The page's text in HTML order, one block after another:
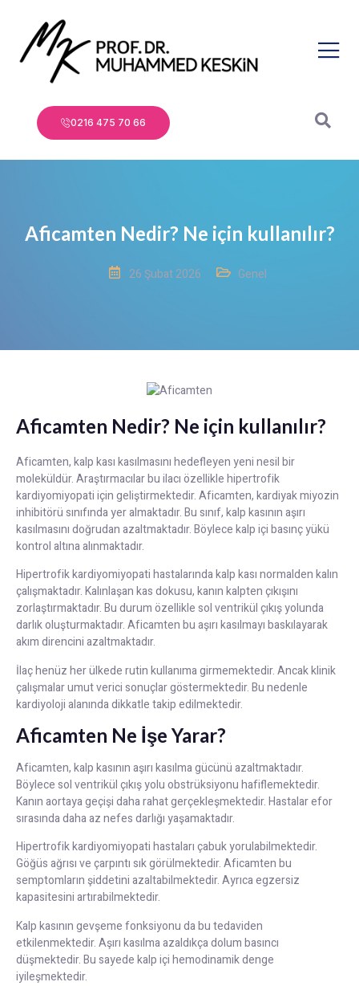
0216 475 70 66
Aficamten Nedir? Ne için kullanılır?
26 Şubat 2026 Genel
Aficamten Nedir? Ne için kullanılır?
Aficamten, kalp kası kasılmasını hedefleyen yeni nesil bir
moleküldür. Araştırmacılar bu ilacı özellikle hipertrofik
kardiyomiyopati için geliştirmektedir. Aficamten, kardiyak miyozin
inhibitörü sınıfında yer almaktadır. Bu sınıf, kalp kasının aşırı
kasılmasını doğrudan azaltmaktadır. Böylece kalp içi basınç yükü
kontrol altına alınmaktadır.
Hipertrofik kardiyomiyopati hastalarında kalp kası normalden kalın
çalışmaktadır. Kalınlaşan kas dokusu, kanın kalpten çıkışını
zorlaştırmaktadır. Bu durum özellikle sol ventrikül çıkış yolunda
darlık oluşturmaktadır. Aficamten bu aşırı kasılmayı baskılayarak
akım direncini azaltmaktadır.
İlaç henüz her ülkede rutin kullanıma girmemektedir. Ancak klinik
çalışmalar umut verici sonuçlar göstermektedir. Bu nedenle
kardiyoloji alanında dikkatle takip edilmektedir.
Aficamten Ne İşe Yarar?
Aficamten, kalp kasının aşırı kasılma gücünü azaltmaktadır.
Böylece sol ventrikül çıkış yolu obstrüksiyonu hafiflemektedir.
Kanın aortaya geçişi daha rahat gerçekleşmektedir. Hastalar efor
sırasında daha az nefes darlığı yaşamaktadır.
Hipertrofik kardiyomiyopati hastaları çabuk yorulabilmektedir.
Göğüs ağrısı ve çarpıntı sık görülmektedir. Aficamten bu
semptomların şiddetini azaltabilmektedir. Ayrıca egzersiz
kapasitesini artırabilmektedir.
Kalp kasının gevşeme fonksiyonu da bu tedaviden
etkilenmektedir. Aşırı kasılma azaldıkça dolum basıncı
düşmektedir. Bu sayede kalp içi hemodinamik denge
iyileşmektedir.